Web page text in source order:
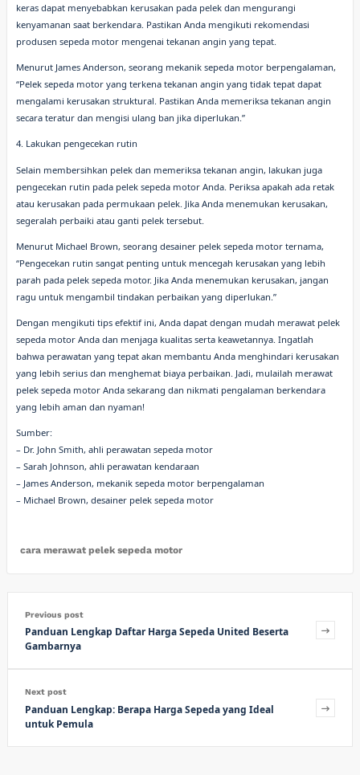
keras dapat menyebabkan kerusakan pada pelek dan mengurangi
kenyamanan saat berkendara. Pastikan Anda mengikuti rekomendasi
produsen sepeda motor mengenai tekanan angin yang tepat.
Menurut James Anderson, seorang mekanik sepeda motor berpengalaman,
“Pelek sepeda motor yang terkena tekanan angin yang tidak tepat dapat
mengalami kerusakan struktural. Pastikan Anda memeriksa tekanan angin
secara teratur dan mengisi ulang ban jika diperlukan.”
4. Lakukan pengecekan rutin
Selain membersihkan pelek dan memeriksa tekanan angin, lakukan juga
pengecekan rutin pada pelek sepeda motor Anda. Periksa apakah ada retak
atau kerusakan pada permukaan pelek. Jika Anda menemukan kerusakan,
segeralah perbaiki atau ganti pelek tersebut.
Menurut Michael Brown, seorang desainer pelek sepeda motor ternama,
“Pengecekan rutin sangat penting untuk mencegah kerusakan yang lebih
parah pada pelek sepeda motor. Jika Anda menemukan kerusakan, jangan
ragu untuk mengambil tindakan perbaikan yang diperlukan.”
Dengan mengikuti tips efektif ini, Anda dapat dengan mudah merawat pelek
sepeda motor Anda dan menjaga kualitas serta keawetannya. Ingatlah
bahwa perawatan yang tepat akan membantu Anda menghindari kerusakan
yang lebih serius dan menghemat biaya perbaikan. Jadi, mulailah merawat
pelek sepeda motor Anda sekarang dan nikmati pengalaman berkendara
yang lebih aman dan nyaman!
Sumber:
– Dr. John Smith, ahli perawatan sepeda motor
– Sarah Johnson, ahli perawatan kendaraan
– James Anderson, mekanik sepeda motor berpengalaman
– Michael Brown, desainer pelek sepeda motor
cara merawat pelek sepeda motor
Previous post
Panduan Lengkap Daftar Harga Sepeda United Beserta
Gambarnya
Next post
Panduan Lengkap: Berapa Harga Sepeda yang Ideal
untuk Pemula